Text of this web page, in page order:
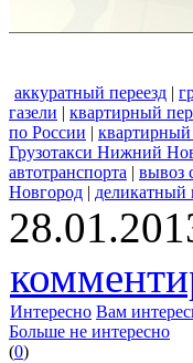
аккуратный переезд |
газели | квартирный
по России | квартирный
Грузотакси Нижний
автотранспорта | вывоз
Новгород | деликатный
Интересно Вам
Больше не интересно
(0)